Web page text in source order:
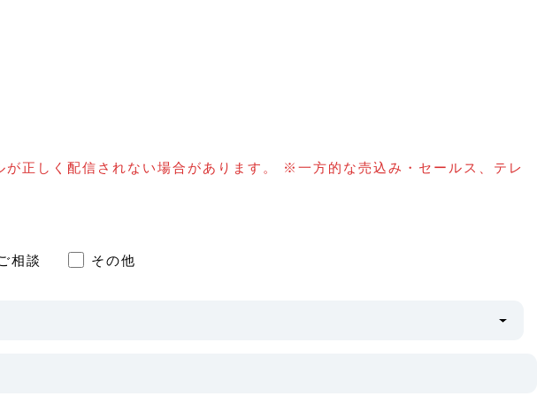
正しく配信されない場合があります。 ※一方的な売込み・セールス、テレ
相談 その他